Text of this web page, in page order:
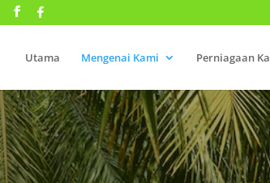
Utama Mengenai Kami Perniagaan